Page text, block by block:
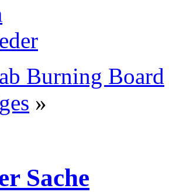
Burning Board
»
Sache